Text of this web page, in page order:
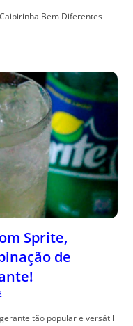
Bem Diferentes
Sprite,
de
tão popular e versátil